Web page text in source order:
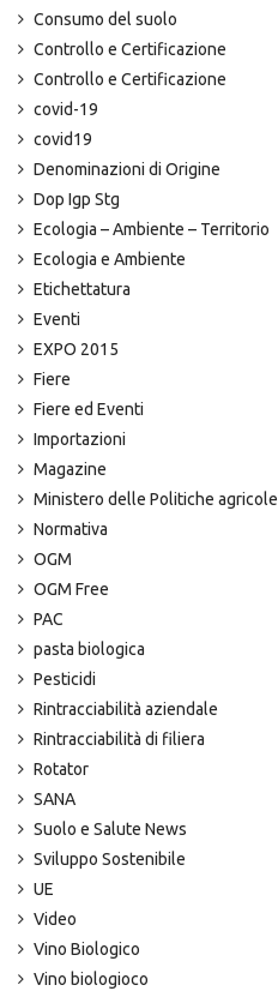
Consumo del suolo
Controllo e Certificazione
Controllo e Certificazione
covid-19
covid19
Denominazioni di Origine
Dop Igp Stg
Ecologia – Ambiente – Territorio
Ecologia e Ambiente
Etichettatura
Eventi
EXPO 2015
Fiere
Fiere ed Eventi
Importazioni
Magazine
Ministero delle Politiche agricole
Normativa
OGM
OGM Free
PAC
pasta biologica
Pesticidi
Rintracciabilità aziendale
Rintracciabilità di filiera
Rotator
SANA
Suolo e Salute News
Sviluppo Sostenibile
UE
Video
Vino Biologico
Vino biologioco